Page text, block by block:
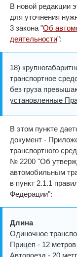
В новой редакции
для уточнения
3 закона "Об
деятельности":
18)
транспортное
без груза
установленные
В этом пункте
документ -
транспортного
№ 2200 "Об
автомобильным
в пункт 2.1.1
Федерации":
Длина
Одиночное
Прицеп - 12 метров
Автопоезд - 20